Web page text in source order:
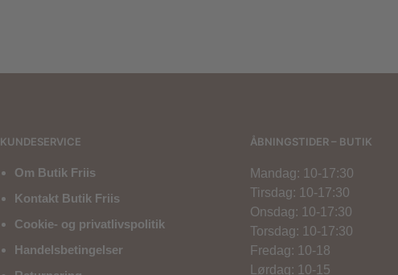
KUNDESERVICE
Om Butik Friis
Kontakt Butik Friis
Cookie- og privatlivspolitik
Handelsbetingelser
ÅBNINGSTIDER – BUTIK
Mandag: 10-17:30
Tirsdag: 10-17:30
Onsdag: 10-17:30
Torsdag: 10-17:30
Fredag: 10-18
Lørdag: 10-15